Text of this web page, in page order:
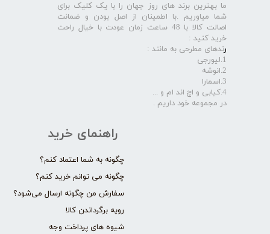
راهنمای خرید
چگونه به شما اعتماد کنم؟
چگونه می توانم خرید کنم؟
سفارش من چگونه ارسال می‌شود؟
رویه برگرداندن کالا
شیوه های پرداخت وجه
ما بهترین برند های روز جهان را با یک کلیک برای
شما میاوریم .با اطمینان از اصل بودن و ضمانت
اصالت کالا با 48 ساعت زمان عودت با خیال راحت
خرید کنید :
رندهای مطرحی به مانند :
1.لیورجی
2.انوشه
3.اسمارا
4.کیابی و اچ اند ام و ...
در مجموعه خود داریم .​​​​​​​